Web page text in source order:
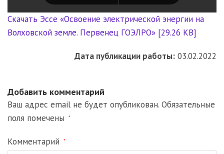
Скачать Эссе «Освоение электрической энергии на
Волховской земле. Первенец ГОЭЛРО» [29.26 KB]
Дата публикации работы: 03.02.2022
Добавить комментарий
Ваш адрес email не будет опубликован. Обязательные
поля помечены
*
Комментарий *